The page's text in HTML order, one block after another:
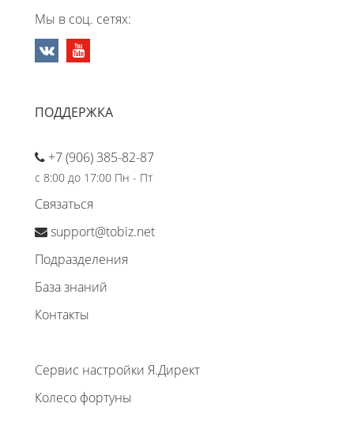
Мы в соц. сетях:
ПОДДЕРЖКА
+7 (906) 385-82-87
с 8:00 до 17:00 Пн - Пт
Связаться
support@tobiz.net
Подразделения
База знаний
Контакты
Сервис настройки Я.Директ
Колесо фортуны